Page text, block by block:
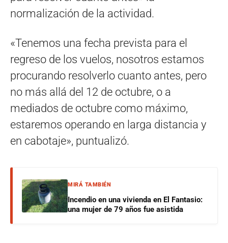
normalización de la actividad.
«Tenemos una fecha prevista para el
regreso de los vuelos, nosotros estamos
procurando resolverlo cuanto antes, pero
no más allá del 12 de octubre, o a
mediados de octubre como máximo,
estaremos operando en larga distancia y
en cabotaje», puntualizó.
MIRÁ TAMBIÉN
Incendio en una vivienda en El Fantasio:
una mujer de 79 años fue asistida